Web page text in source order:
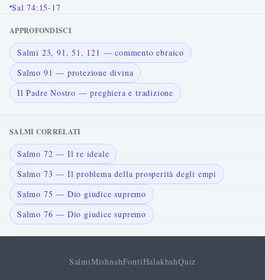
Sal 74:15-17
APPROFONDISCI
Salmi 23, 91, 51, 121 — commento ebraico
Salmo 91 — protezione divina
Il Padre Nostro — preghiera e tradizione
SALMI CORRELATI
Salmo 72 — Il re ideale
Salmo 73 — Il problema della prosperità degli empi
Salmo 75 — Dio giudice supremo
Salmo 76 — Dio giudice supremo
SalmiMishnahFontiHalakhahQuiz